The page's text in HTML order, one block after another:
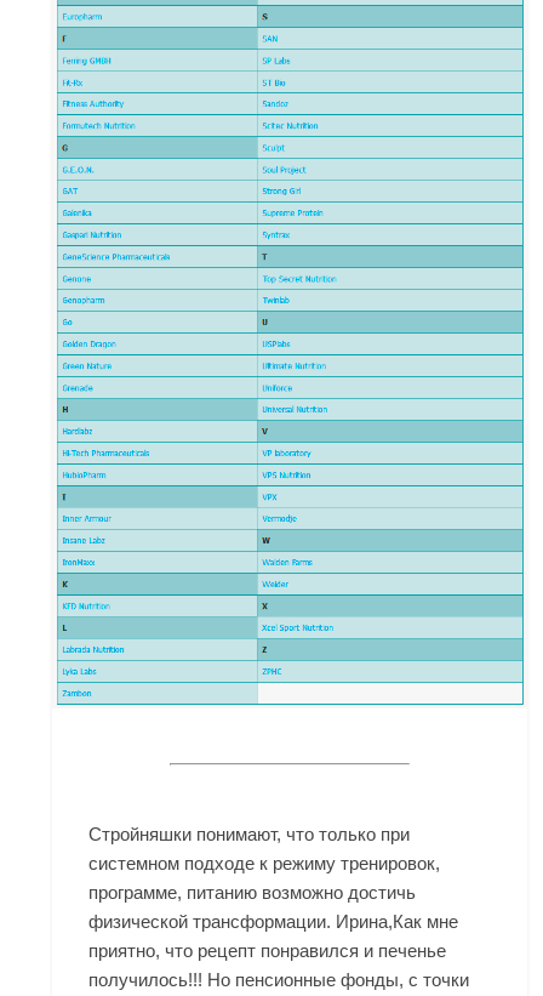
Стройняшки понимают, что только при
системном подходе к режиму тренировок,
программе, питанию возможно достичь
физической трансформации. Ирина,Как мне
приятно, что рецепт понравился и печенье
получилось!!! Но пенсионные фонды, с точки